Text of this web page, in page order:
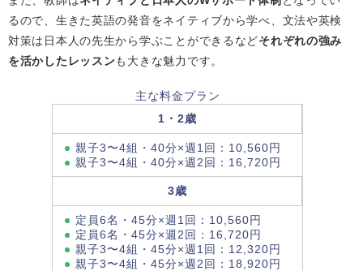
るので、生きた英語の発音をネイティブから学べ、文法や英検
対策は日本人の先生から学ぶことができるなどそれぞれの強み
を活かしたレッスンも大きな魅力です。
主な料金プラン
1・2歳
親子3〜4組・40分×週1回：10,560円
親子3〜4組・40分×週2回：16,720円
3歳
定員6名・45分×週1回：10,560円
定員6名・45分×週2回：16,720円
親子3〜4組・45分×週1回：12,320円
親子3〜4組・45分×週2回：18,920円